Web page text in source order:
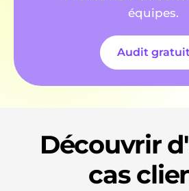
équipes.
Audit
Découvrir
cas